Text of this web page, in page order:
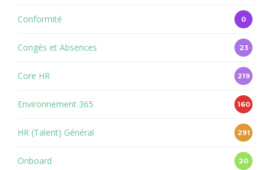
Conformité 0
Congés et Absences 23
Core HR 219
Environnement 365 160
HR (Talent) Général 291
Onboard 20